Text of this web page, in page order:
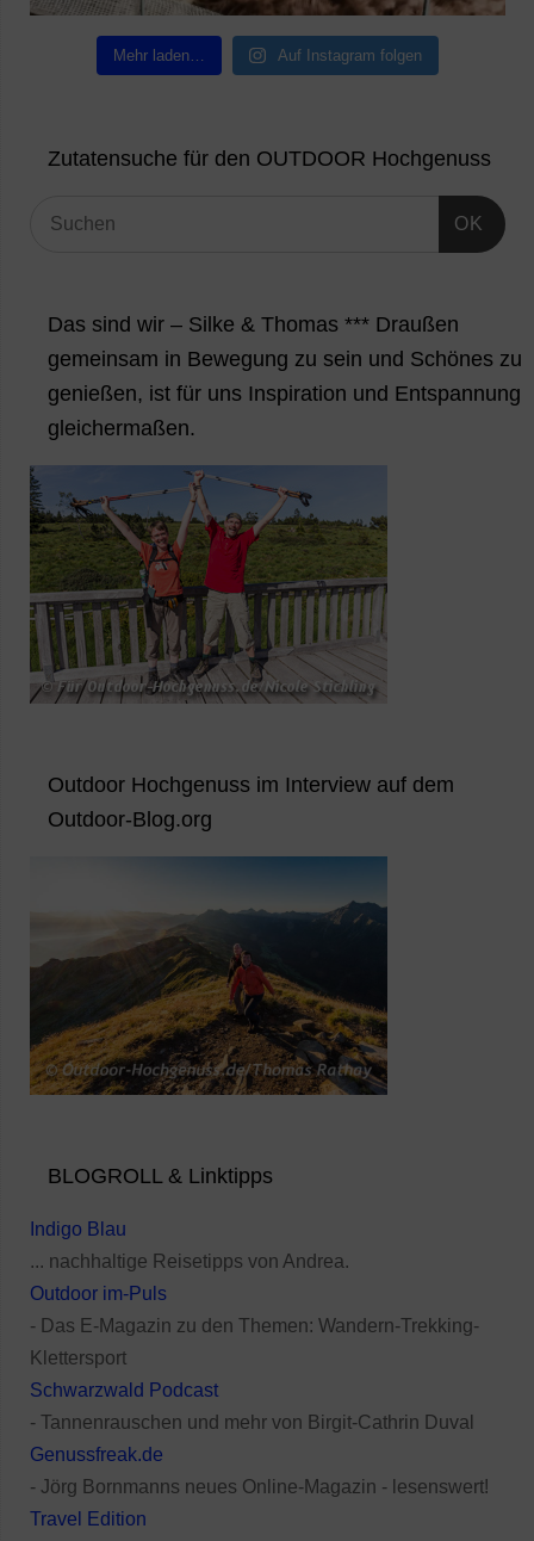
Mehr laden… Auf Instagram folgen
Zutatensuche für den OUTDOOR Hochgenuss
OK
Das sind wir – Silke & Thomas *** Draußen
gemeinsam in Bewegung zu sein und Schönes zu
genießen, ist für uns Inspiration und Entspannung
gleichermaßen.
Outdoor Hochgenuss im Interview auf dem
Outdoor-Blog.org
BLOGROLL & Linktipps
Indigo Blau
... nachhaltige Reisetipps von Andrea.
Outdoor im-Puls
- Das E-Magazin zu den Themen: Wandern-Trekking-
Klettersport
Schwarzwald Podcast
- Tannenrauschen und mehr von Birgit-Cathrin Duval
Genussfreak.de
- Jörg Bornmanns neues Online-Magazin - lesenswert!
Travel Edition